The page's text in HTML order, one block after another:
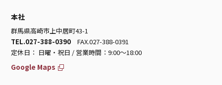
本社
群馬県高崎市上中居町43-1
TEL.027-388-0390 FAX.027-388-0391
定休日： 日曜・祝日 / 営業時間：9:00～18:00
Google Maps